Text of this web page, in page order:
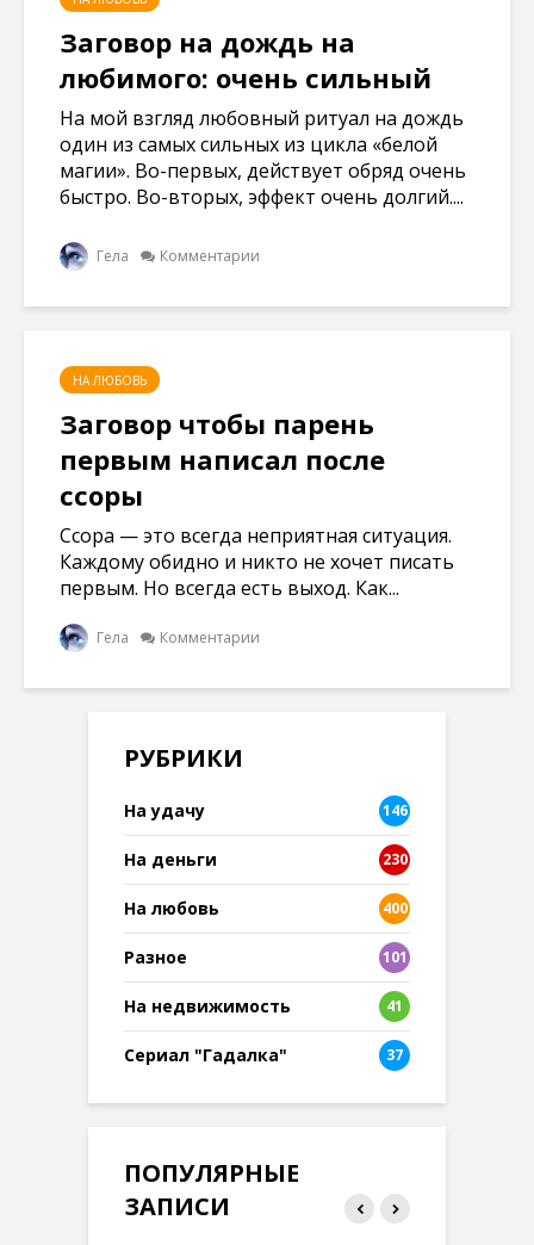
Заговор на дождь на
любимого: очень сильный
На мой взгляд любовный ритуал на дождь
один из самых сильных из цикла «белой
магии». Во-первых, действует обряд очень
быстро. Во-вторых, эффект очень долгий....
Гела Комментарии
НА ЛЮБОВЬ
Заговор чтобы парень
первым написал после
ссоры
Ссора — это всегда неприятная ситуация.
Каждому обидно и никто не хочет писать
первым. Но всегда есть выход. Как...
Гела Комментарии
РУБРИКИ
На удачу 146
На деньги 230
На любовь 400
Разное
101
8
На недвижимость 41
Сериал "Гадалка" 37
ПОПУЛЯРНЫЕ
ЗАПИСИ